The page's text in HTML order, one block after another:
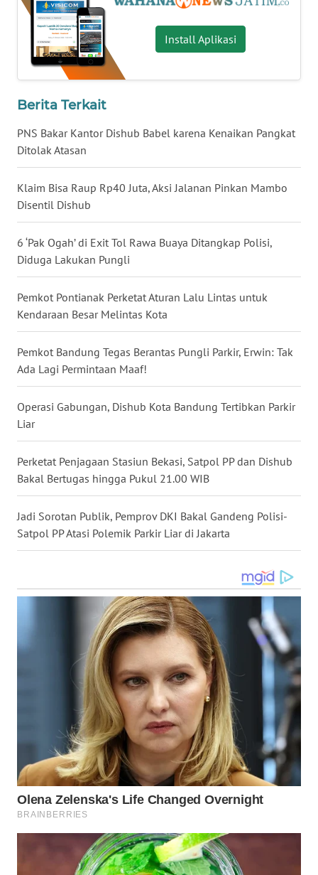
Install Aplikasi
Berita Terkait
PNS Bakar Kantor Dishub Babel karena Kenaikan Pangkat
Ditolak Atasan
Klaim Bisa Raup Rp40 Juta, Aksi Jalanan Pinkan Mambo
Disentil Dishub
6 ‘Pak Ogah’ di Exit Tol Rawa Buaya Ditangkap Polisi,
Diduga Lakukan Pungli
Pemkot Pontianak Perketat Aturan Lalu Lintas untuk
Kendaraan Besar Melintas Kota
Pemkot Bandung Tegas Berantas Pungli Parkir, Erwin: Tak
Ada Lagi Permintaan Maaf!
Operasi Gabungan, Dishub Kota Bandung Tertibkan Parkir
Liar
Perketat Penjagaan Stasiun Bekasi, Satpol PP dan Dishub
Bakal Bertugas hingga Pukul 21.00 WIB
Jadi Sorotan Publik, Pemprov DKI Bakal Gandeng Polisi-
Satpol PP Atasi Polemik Parkir Liar di Jakarta
WN
LAMPUNG
WN
WN
NUSANTARA
WN
WN
WN
WN
KALTENG
KALTARA
WN
KALSEL
WN
KALTIM
WN
SULSEL
GORONTALO
MALUKU
WN
MALUT